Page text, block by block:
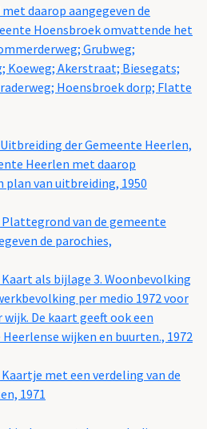
daarop aangegeven de
Hoensbroek omvattende het
Grubweg;
Koeweg; Akerstraat; Biesegats;
Hoensbroek dorp; Flatte
der Gemeente Heerlen,
Heerlen met daarop
plan van uitbreiding, 1950
van de gemeente
de parochies,
als bijlage 3. Woonbevolking
per medio 1972 voor
De kaart geeft ook een
wijken en buurten., 1972
met een verdeling van de
1971